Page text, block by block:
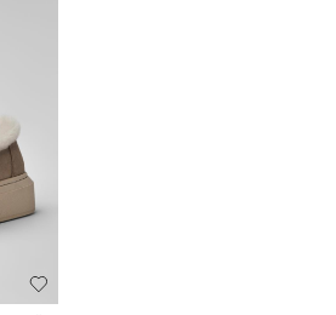
Добавить в избранное